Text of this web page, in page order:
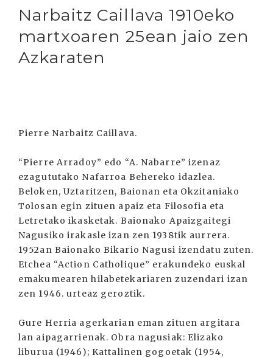
Narbaitz Caillava 1910eko
martxoaren 25ean jaio zen
Azkaraten
Pierre Narbaitz Caillava.
“Pierre Arradoy” edo “A. Nabarre” izenaz
ezagututako Nafarroa Behereko idazlea.
Beloken, Uztaritzen, Baionan eta Okzitaniako
Tolosan egin zituen apaiz eta Filosofia eta
Letretako ikasketak. Baionako Apaizgaitegi
Nagusiko irakasle izan zen 1938tik aurrera.
1952an Baionako Bikario Nagusi izendatu zuten.
Etchea “Action Catholique” erakundeko euskal
emakumearen hilabetekariaren zuzendari izan
zen 1946. urteaz geroztik.
Gure Herria agerkarian eman zituen argitara
lan aipagarrienak. Obra nagusiak: Elizako
liburua (1946); Kattalinen gogoetak (1954,